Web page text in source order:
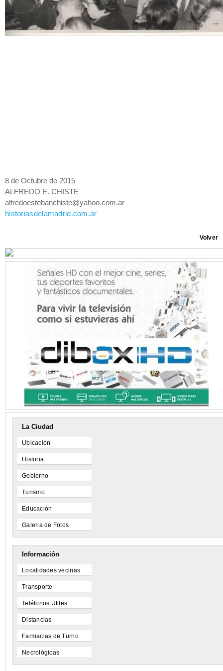
8 de Octubre de 2015
ALFREDO E. CHISTE
alfredoestebanchiste@yahoo.com.ar
historiasdelamadrid.com.ar
Volver
La Ciudad
Ubicación
Historia
Gobierno
Turismo
Educación
Galeria de Fotos
Información
Localidades vecinas
Transporte
Teléfonos Utiles
Distancias
Farmacias de Turno
Necrológicas